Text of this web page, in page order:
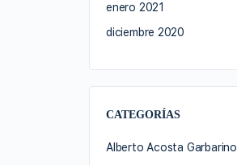
enero 2021
diciembre 2020
CATEGORÍAS
Alberto Acosta Garbarino